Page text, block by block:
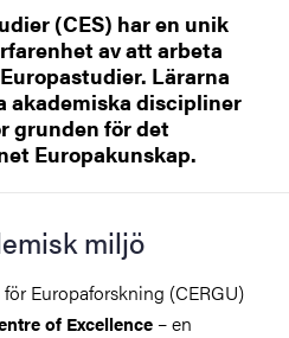
(CES) har en unik
av att arbeta
Lärarna
akademiska discipliner
grunden för det
Europakunskap.
miljö
Europaforskning (CERGU)
of Excellence – en